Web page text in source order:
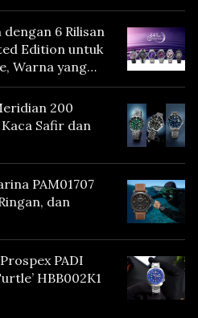
dengan 6 Rilisan
Edition untuk
Warna yang
200
Safir dan
PAM01707
dan
PADI
HBB002K1